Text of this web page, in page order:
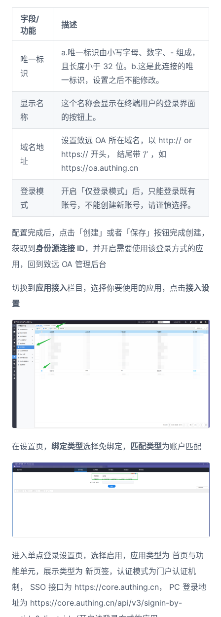
字段/
功能
描述
唯一标
识
a.唯一标识由小写字母、数字、- 组成，
且长度小于 32 位。b.这是此连接的唯
一标识，设置之后不能修改。
显示名
称
这个名称会显示在终端用户的登录界面
的按钮上。
域名地
址
设置致远 OA 所在域名，以 http:// or
https:// 开头， 结尾带 ‘/’ ，如
https://oa.authing.cn
登录模
式
开启「仅登录模式」后，只能登录既有
账号，不能创建新账号，请谨慎选择。
配置完成后，点击「创建」或者「保存」按钮完成创建，
获取到 身份源连接 ID，并开启需要使用该登录方式的应
用，回到致远 OA 管理后台
切换到 应用接入栏目，选择你要使用的应用，点击接入设
置
在设置页， 绑定类型选择免绑定， 匹配类型为账户匹配
进入单点登录设置页，选择启用，应用类型为 首页与功
能单元，展示类型为 新页签，认证模式为门户认证机
制， SSO 接口为 https://core.authing.cn， PC 登录地
址为 https://core.authing.cn/api/v3/signin-by-